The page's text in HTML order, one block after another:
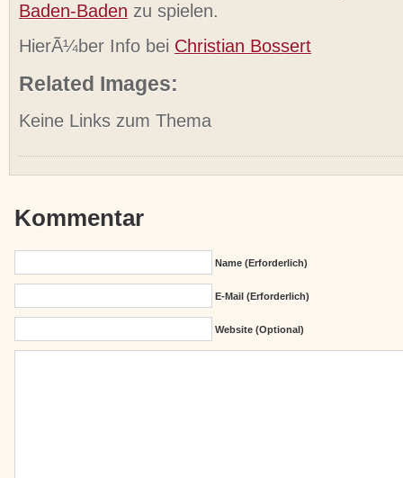
Baden-Baden zu spielen.
HierÃ¼ber Info bei Christian Bossert
Related Images:
Keine Links zum Thema
Kommentar
Name (erforderlich)
E-Mail (erforderlich)
Website (Optional)